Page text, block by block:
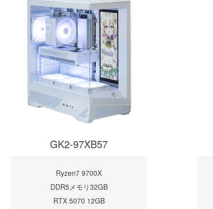
GK2-97XB57
Ryzen7 9700X
DDR5メモリ32GB
RTX 5070 12GB